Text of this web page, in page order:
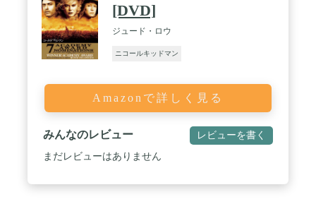
[DVD]
ジュード・ロウ
ニコールキッドマン
Amazonで詳しく見る
みんなのレビュー レビューを書く
まだレビューはありません